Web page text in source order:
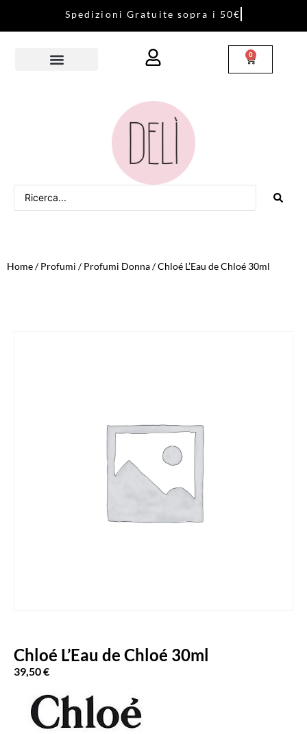
Sped izi on i Gratu ite sopra i 50€
0
Home/Profumi /Profumi Donna/ Chloé L’Eau de Chloé 30ml
Chloé L’Eau de Chloé 30ml
39,50€